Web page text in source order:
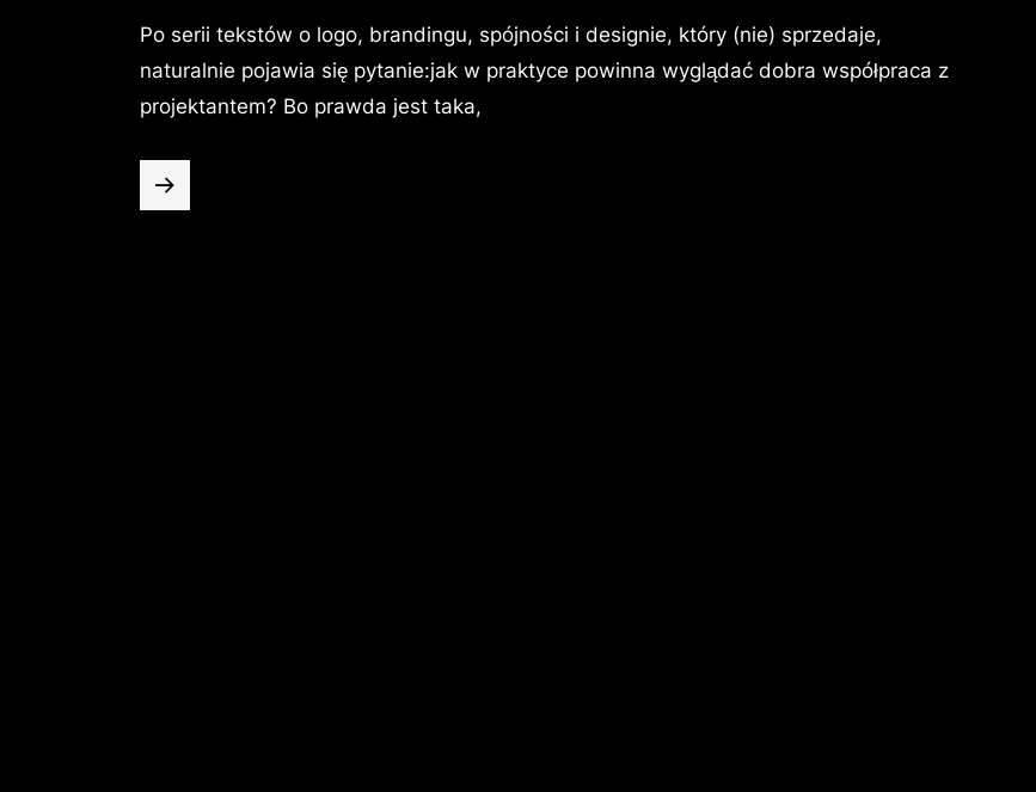
Po serii tekstów o logo, brandingu, spójności i designie, który (nie) sprzedaje,
naturalnie pojawia się pytanie:jak w praktyce powinna wyglądać dobra współpraca z
projektantem? Bo prawda jest taka,